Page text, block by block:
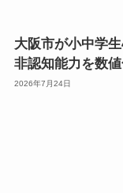
大阪市が小中学
非認知能力を数
2026年7月24日